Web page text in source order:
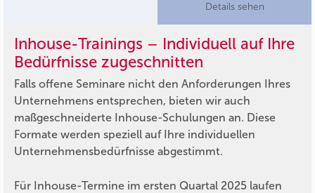
Details sehen
Inhouse-Trainings – Individuell auf Ihre
Bedürfnisse zugeschnitten
Falls offene Seminare nicht den Anforderungen Ihres
Unternehmens entsprechen, bieten wir auch
maßgeschneiderte Inhouse-Schulungen an. Diese
Formate werden speziell auf Ihre individuellen
Unternehmensbedürfnisse abgestimmt.
Für Inhouse-Termine im ersten Quartal 2025 laufen